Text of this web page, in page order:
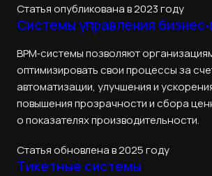
Статья опубликована в 2023 году
Системы управления
BPM‑системы позволяют
оптимизировать свои процессы за
автоматизации, улучшения и
повышения прозрачности и сбора
о показателях производительности.
Статья обновлена в 2025 году
Тикетные системы